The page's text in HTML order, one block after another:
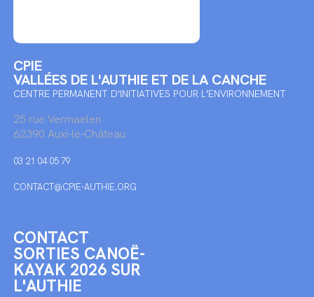
CPIE
VALLÉES DE L'AUTHIE ET DE LA CANCHE
CENTRE PERMANENT D'INITIATIVES POUR L'ENVIRONNEMENT
25 rue Vermaelen
62390 Auxi-le-Château
03 21 04 05 79
CONTACT@CPIE-AUTHIE.ORG
CONTACT
SORTIES CANOË-
KAYAK 2026 SUR
L'AUTHIE